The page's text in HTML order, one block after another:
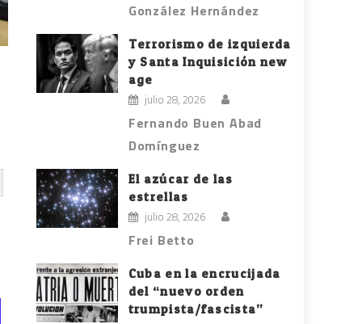
González Hernández
Terrorismo de izquierda
y Santa Inquisición new
age
julio 28, 2026
Fernando Buen Abad
Domínguez
El azúcar de las
estrellas
julio 28, 2026
Frei Betto
Cuba en la encrucijada
del “nuevo orden
trumpista/fascista”